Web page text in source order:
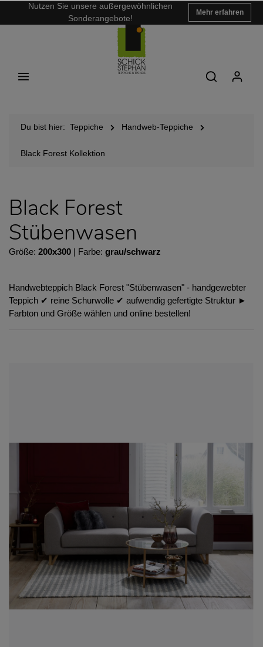
Nutzen Sie unsere außergewöhnlichen
Sonderangebote!
Mehr erfahren
Du bist hier: Teppiche Handweb-Teppiche
Black Forest Kollektion
Black Forest
Stübenwasen
Größe: 200x300 | Farbe: grau/schwarz
Handwebteppich Black Forest "Stübenwasen" - handgewebter
Teppich ✔︎ reine Schurwolle ✔︎ aufwendig gefertigte Struktur ►
Farbton und Größe wählen und online bestellen!